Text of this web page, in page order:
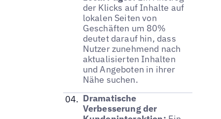
der Klicks auf Inhalte auf
lokalen Seiten von
Geschäften um 80%
deutet darauf hin, dass
Nutzer zunehmend nach
aktualisierten Inhalten
und Angeboten in ihrer
Nähe suchen.
Dramatische
Verbesserung der